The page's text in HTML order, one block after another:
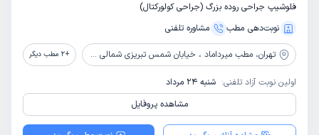
فلوشیپ جراحی روده بزرگ (جراحی کولورکتال)
نوبت‌دهی مطب
مشاوره‌ تلفنی
تهران، مطب میرداماد ، خیابان شمس تبریزی شمالی ، کوچه نیک رای ، پلاک دو ، واحد 10 +
2 مطب دیگر
اولین نوبت آزاد تلفنی: شنبه 24 مرداد
مشاهده پروفایل